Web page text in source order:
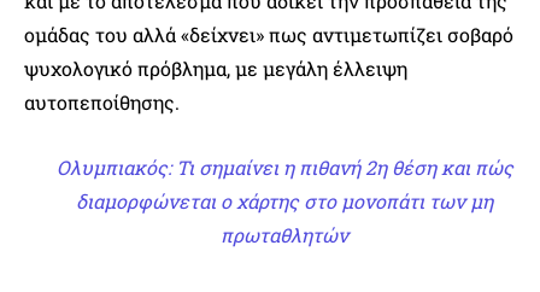
ομάδας του αλλά «δείχνει» πως αντιμετωπίζει σοβαρό
ψυχολογικό πρόβλημα, με μεγάλη έλλειψη
αυτοπεποίθησης.
Ολυμπιακός: Τι σημαίνει η πιθανή 2η θέση και πώς
διαμορφώνεται ο χάρτης στο μονοπάτι των μη
πρωταθλητών